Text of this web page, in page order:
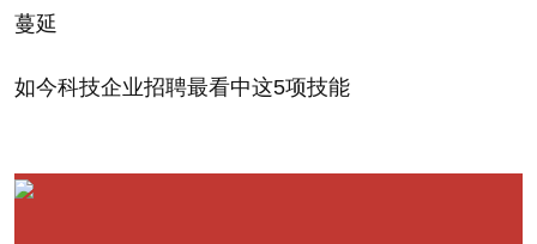
为游艇生产基地，它已经积累了一定的口碑，特别是
产基地分别位于山东和广东。
蔓延
如今科技企业招聘最看中这5项技能